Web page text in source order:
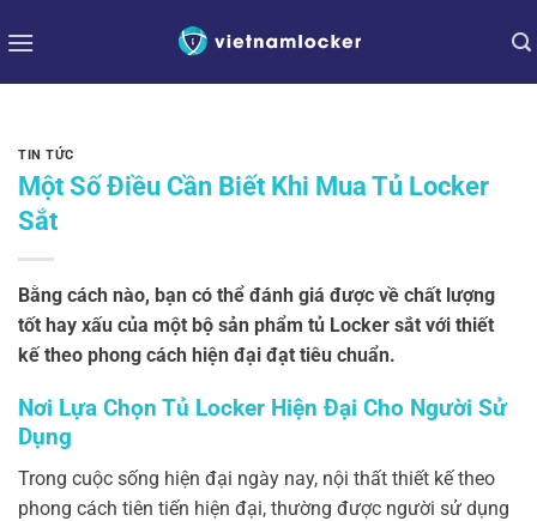
qua
TIN TỨC
Một Số Điều Cần Biết Khi Mua Tủ Locker
Sắt
Bằng cách nào, bạn có thể đánh giá được về chất lượng
tốt hay xấu của một bộ sản phẩm tủ Locker sắt với thiết
kế theo phong cách hiện đại đạt tiêu chuẩn.
Nơi Lựa Chọn Tủ Locker Hiện Đại Cho Người Sử
Dụng
Trong cuộc sống hiện đại ngày nay, nội thất thiết kế theo
phong cách tiên tiến hiện đại, thường được người sử dụng